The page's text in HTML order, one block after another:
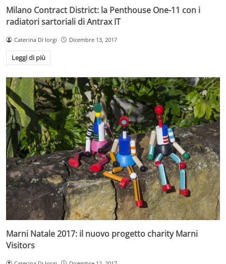
Milano Contract District: la Penthouse One-11 con i
radiatori sartoriali di Antrax IT
Caterina Di Iorgi Dicembre 13, 2017
Leggi di più
Marni Natale 2017: il nuovo progetto charity Marni
Visitors